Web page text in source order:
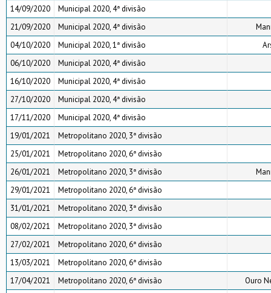
14/09/2020
Municipal 2020, 4ª divisão
21/09/2020
Municipal 2020, 4ª divisão
04/10/2020
Municipal 2020, 1ª divisão
06/10/2020
Municipal 2020, 4ª divisão
16/10/2020
Municipal 2020, 4ª divisão
27/10/2020
Municipal 2020, 4ª divisão
17/11/2020
Municipal 2020, 4ª divisão
19/01/2021
Metropolitano 2020, 3ª divisão
25/01/2021
Metropolitano 2020, 6ª divisão
26/01/2021
Metropolitano 2020, 3ª divisão
29/01/2021
Metropolitano 2020, 6ª divisão
31/01/2021
Metropolitano 2020, 3ª divisão
08/02/2021
Metropolitano 2020, 3ª divisão
27/02/2021
Metropolitano 2020, 6ª divisão
13/03/2021
Metropolitano 2020, 6ª divisão
17/04/2021
Metropolitano 2020, 6ª divisão
Ouro